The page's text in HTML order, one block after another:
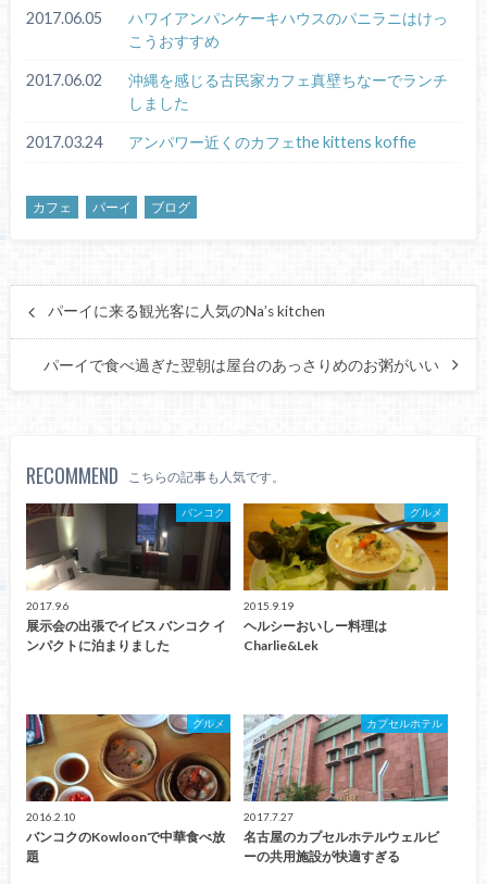
2017.06.05
ハワイアンパンケーキハウスのパニラニはけっ
こうおすすめ
2017.06.02
沖縄を感じる古民家カフェ真壁ちなーでランチ
しました
2017.03.24 アンパワー近くのカフェthe kittens koffie
カフェ パーイ ブログ
パーイに来る観光客に人気のNa’s kitchen
パーイで食べ過ぎた翌朝は屋台のあっさりめのお粥がいい
RECOMMEND こちらの記事も人気です。
バンコク
2017.9.6
展示会の出張でイビス バンコク イ
ンパクトに泊まりました
グルメ
2015.9.19
ヘルシーおいしー料理は
Charlie&Lek
グルメ
2016.2.10
バンコクのKowloonで中華食べ放
題
カプセルホテル
2017.7.27
名古屋のカプセルホテルウェルビ
ーの共用施設が快適すぎる